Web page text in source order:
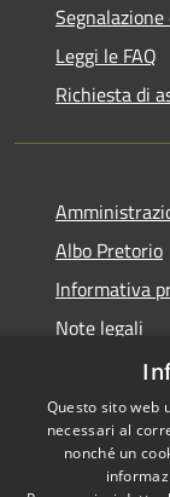
Leggi le FAQ
Richiesta di
Albo Pretorio
Informativa
Note legali
RSS
Questo sito web
necessari al
nonché un